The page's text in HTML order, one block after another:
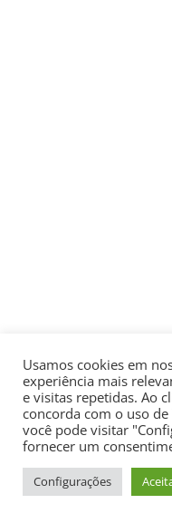
Usamos cookies em
experiência mais
e visitas repetidas. Ao
concorda com o uso
você pode visitar
fornecer um
Configurações